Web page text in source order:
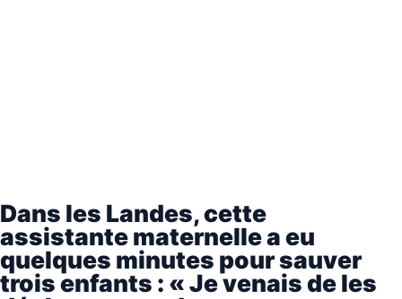
Dans les Landes, cette
assistante maternelle a eu
quelques minutes pour sauver
trois enfants : « Je venais de les